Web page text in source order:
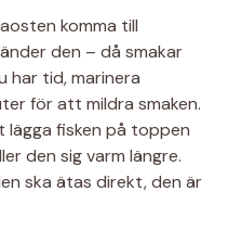
komma till
den – då smakar
har tid, marinera
för att mildra smaken.
fisken på toppen
den sig varm längre.
ska ätas direkt, den är